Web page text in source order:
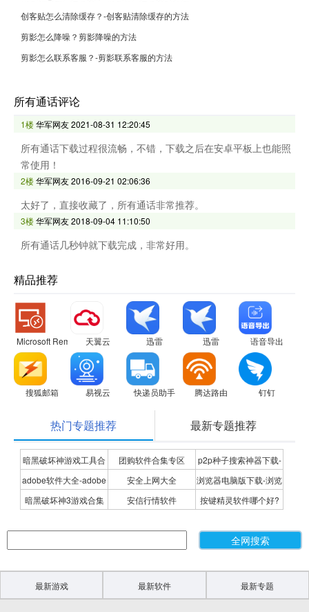
创客贴怎么清除缓存？-创客贴清除缓存的方法
剪影怎么降噪？剪影降噪的方法
剪影怎么联系客服？-剪影联系客服的方法
所有通话评论
1楼华军网友2021-08-31 12:20:45
所有通话下载过程很流畅，不错，下载之后在安卓平板上也能照
常使用！
2楼华军网友2016-09-21 02:06:36
太好了，直接收藏了，所有通话非常推荐。
3楼华军网友2018-09-04 11:10:50
所有通话几秒钟就下载完成，非常好用。
精品推荐
Microsoft Remote Desktop
天翼云 迅雷 迅雷 语音导出
搜狐邮箱 易视云 快递员助手 腾达路由 钉钉
热门专题推荐 最新专题推荐
暗黑破坏神游戏工具合
集
团购软件合集专区
p2p种子搜索神器下载-
P2P种子搜索神器专题
adobe软件大全-adobe
全系列软件下载-adobe
安全上网大全
浏览器电脑版下载-浏览
器下载合集
暗黑破坏神3游戏合集 安信行情软件
按键精灵软件哪个好?
最新游戏 最新软件 最新专题